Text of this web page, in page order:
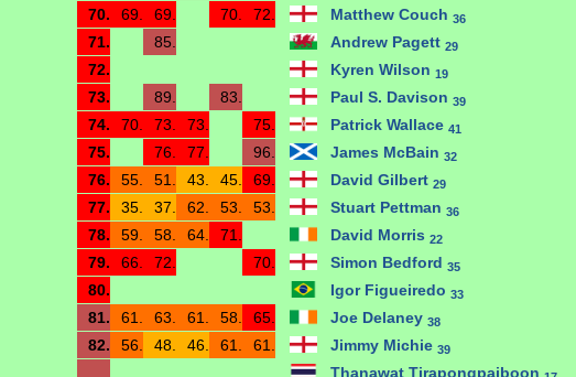
70.
69. 69. 70. 72. Matthew Couch 36
71.
85. Andrew Pagett 29
72.
Kyren Wilson 19
73.
89. 83. Paul S. Davison 39
74.
70. 73. 73. 75. Patrick Wallace 41
75.
76. 77. 96. James McBain 32
76.
55. 51. 43. 45. 69. David Gilbert 29
77.
35. 37. 62. 53. 53. Stuart Pettman 36
78.
59. 58. 64. 71. David Morris 22
79.
66. 72. 70. Simon Bedford 35
80.
Igor Figueiredo 33
81.
61. 63. 61. 58. 65. Joe Delaney 38
82.
56. 48. 46. 61. 61. Jimmy Michie 39
Thanawat Tirapongpaiboon